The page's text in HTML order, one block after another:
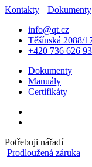
Kontakty
Dokumenty
info@qt.cz
Těšínská 2088/
+420 736 626
Dokumenty
Manuály
Certifikáty
Potřebuji nářadí
Prodloužená záruka